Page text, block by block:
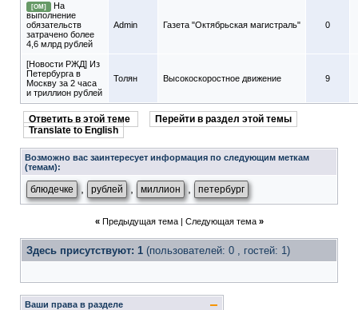
[ОМ]
На
выполнение
обязательств
затрачено более
4,6 млрд рублей
Admin Газета "Октябрьская магистраль" 0
[Новости РЖД] Из
Петербурга в
Москву за 2 часа
и триллион рублей
Толян Высокоскоростное движение 9
Ответить в этой теме
Перейти в раздел этой темы
Translate to English
Возможно вас заинтересует информация по следующим меткам
(темам):
блюдечке рублей миллион петербург
« Предыдущая тема| Следующая тема »
Здесь присутствуют: 1 (пользователей: 0 , гостей: 1)
Ваши права в разделе